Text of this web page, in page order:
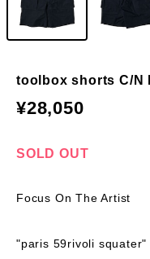
toolbox shorts C/N
¥28,050
SOLD OUT
Focus On The Artist
"paris 59rivoli squater"